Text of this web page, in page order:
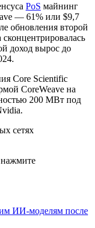
PoS майнинг
— 61% или $9,7
обновления второй
доход вырос до
Core Scientific
CoreWeave на
200 МВт под
сетях
ИИ-моделям после